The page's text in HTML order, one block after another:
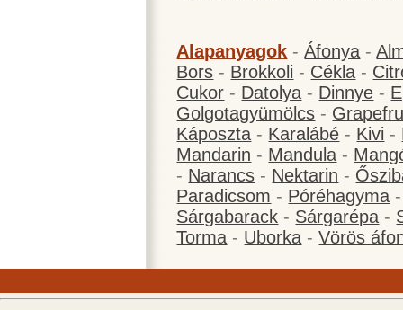
Alapanyagok -Áfonya -
Bors - Brokkoli - Cékla -
Cukor - Datolya - Dinnye -
Golgotagyümölcs -
Káposzta - Karalábé - Kivi -
Mandarin - Mandula -
- Narancs - Nektarin -
Paradicsom - Póréhagyma
Sárgabarack - Sárgarépa -
Torma - Uborka -Vörös